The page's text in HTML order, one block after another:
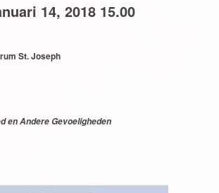
14, 2018 15.00
St. Joseph
en Andere Gevoeligheden